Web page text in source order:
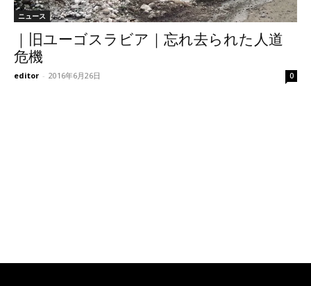
ニュース
｜旧ユーゴスラビア｜忘れ去られた人道
危機
editor - 2016年6月26日 0